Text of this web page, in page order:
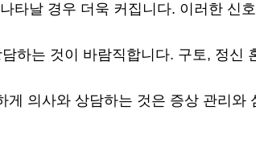
타날 경우 더욱 커집니다. 이러한 신
하는 것이 바람직합니다. 구토, 정신
의사와 상담하는 것은 증상 관리와